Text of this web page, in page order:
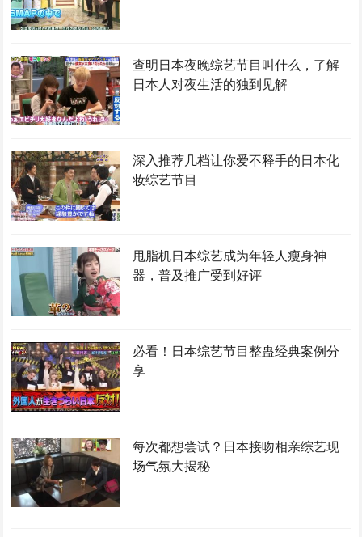
查明日本夜晚综艺节目叫什么，了解
日本人对夜生活的独到见解
深入推荐几档让你爱不释手的日本化
妆综艺节目
甩脂机日本综艺成为年轻人瘦身神
器，普及推广受到好评
必看！日本综艺节目整蛊经典案例分
享
每次都想尝试？日本接吻相亲综艺现
场气氛大揭秘